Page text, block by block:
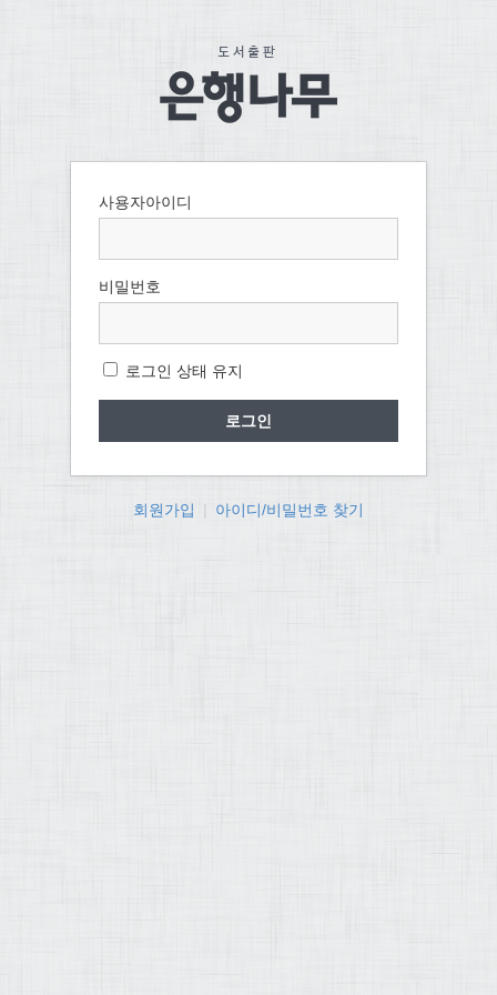
사용자아이디
비밀번호
로그인 상태 유지
회원가입 아이디/비밀번호 찾기